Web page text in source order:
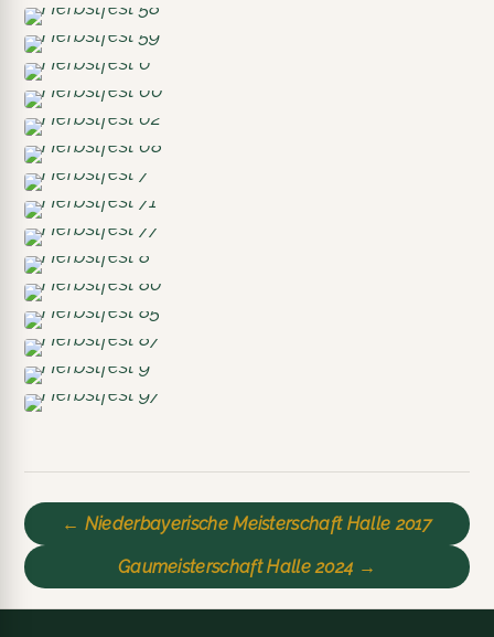
← Niederbayerische Meisterschaft Halle 2017
Gaumeisterschaft Halle 2024 →